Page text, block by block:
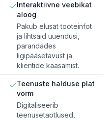
Interaktiivne veebikat
aloog
Pakub elusat tooteinfot
ja lihtsaid uuendusi,
parandades
ligipääsetavust ja
klientide kaasamist.
Teenuste halduse plat
vorm
Digitaliseerib
teenusetaotlused,